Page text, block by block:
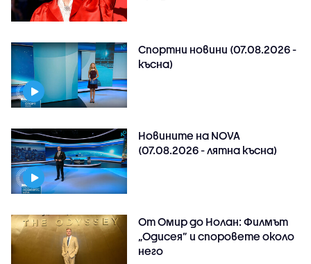
Спортни новини (07.08.2026 -
късна)
Новините на NOVA
(07.08.2026 - лятна късна)
От Омир до Нолан: Филмът
„Одисея” и споровете около
него